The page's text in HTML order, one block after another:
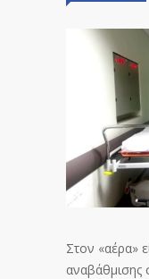
Στον «αέρα»
αναβάθμισης